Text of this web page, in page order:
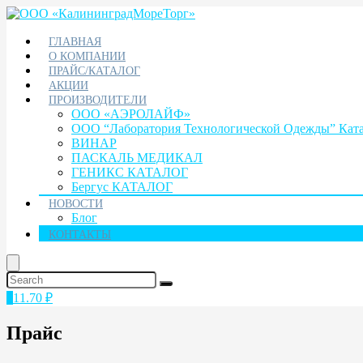
ГЛАВНАЯ
О КОМПАНИИ
ПРАЙС/КАТАЛОГ
АКЦИИ
ПРОИЗВОДИТЕЛИ
ООО «АЭРОЛАЙФ»
ООО “Лаборатория Технологической Одежды”
ВИНАР
ПАСКАЛЬ МЕДИКАЛ
ГЕНИКС КАТАЛОГ
Бергус КАТАЛОГ
НОВОСТИ
Блог
КОНТАКТЫ
11.70 ₽
Прайс